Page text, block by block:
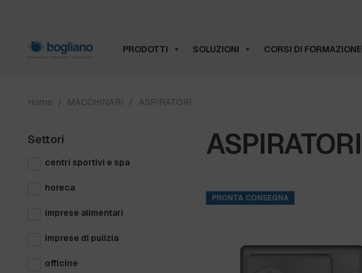
PRODOTTI SOLUZIONI CORSI DI FORMAZIONE
Home / MACCHINARI / ASPIRATORI
Settori
centri sportivi e spa
horeca
imprese alimentari
imprese di pulizia
officine
ASPIRATORI
PRONTA CONSEGNA